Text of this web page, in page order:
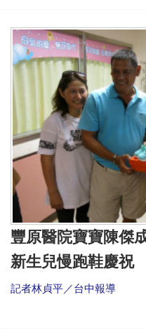
豐原醫院寶寶陳傑
新生兒慢跑鞋慶祝
記者林貞平／台中報導